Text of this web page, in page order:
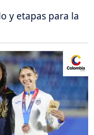
y etapas para la